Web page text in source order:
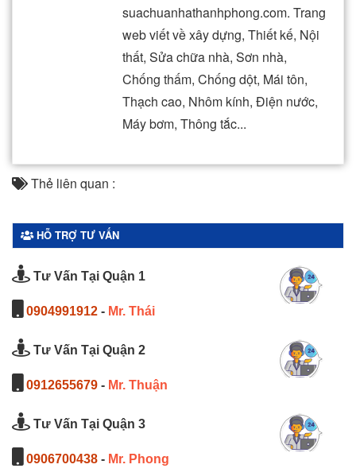
suachuanhathanhphong.com. Trang
web viết về xây dựng, Thiết kế, Nội
thất, Sửa chữa nhà, Sơn nhà,
Chống thấm, Chống dột, Mái tôn,
Thạch cao, Nhôm kính, Điện nước,
Máy bơm, Thông tắc...
Thẻ liên quan :
HỖ TRỢ TƯ VẤN
Tư Vấn Tại Quận 1
0904991912 - Mr. Thái
Tư Vấn Tại Quận 2
0912655679 - Mr. Thuận
Tư Vấn Tại Quận 3
0906700438 - Mr. Phong